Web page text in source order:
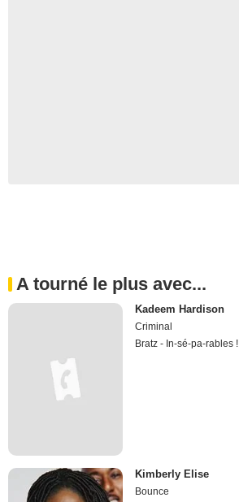
A tourné le plus avec...
Kadeem Hardison
Criminal
Bratz - In-sé-pa-rables !
Kimberly Elise
Bounce